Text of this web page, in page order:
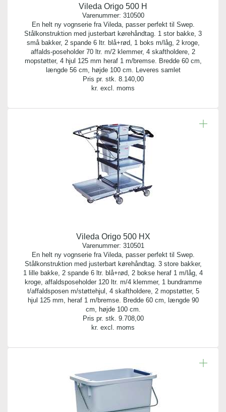
Vileda Origo 500 H
Varenummer: 310500
En helt ny vognserie fra Vileda, passer perfekt til Swep.
Stålkonstruktion med justerbart kørehåndtag. 1 stor bakke, 3
små bakker, 2 spande 6 ltr. blå+rød, 1 boks m/låg, 2 kroge,
affalds-poseholder 70 ltr. m/2 klemmer, 4 skaftholdere, 2
mopstøtter, 4 hjul 125 mm heraf 1 m/bremse. Bredde 60 cm,
længde 56 cm, højde 100 cm. Leveres samlet
Pris pr. stk. 8.140,00
kr. excl. moms
Vileda Origo 500 HX
Varenummer: 310501
En helt ny vognserie fra Vileda, passer perfekt til Swep.
Stålkonstruktion med justerbart kørehåndtag. 3 store bakker,
1 lille bakke, 2 spande 6 ltr. blå+rød, 2 bokse heraf 1 m/låg, 4
kroge, affaldsposeholder 120 ltr. m/4 klemmer, 1 bundramme
t/affaldsposen m/støttehjul, 4 skaftholdere, 2 mopstøtter, 5
hjul 125 mm, heraf 1 m/bremse. Bredde 60 cm, længde 90
cm, højde 100 cm.
Pris pr. stk. 9.708,00
kr. excl. moms